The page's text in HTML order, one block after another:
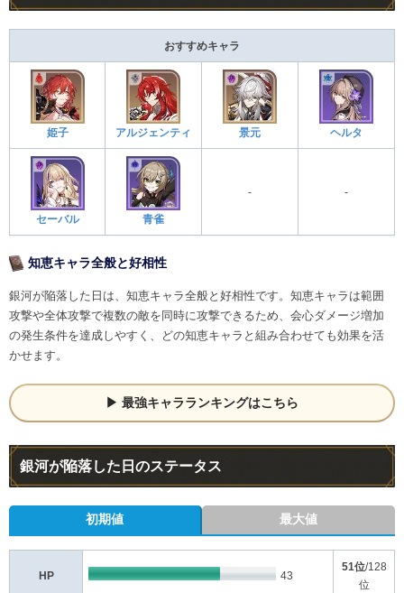
おすすめキャラ
姫子 アルジェンティ 景元 ヘルタ
セーバル 青雀
- -
知恵キャラ全般と好相性
銀河が陥落した日は、知恵キャラ全般と好相性です。知恵キャラは範囲
攻撃や全体攻撃で複数の敵を同時に攻撃できるため、会心ダメージ増加
の発生条件を達成しやすく、どの知恵キャラと組み合わせても効果を活
かせます。
最強キャラランキングはこちら
銀河が陥落した日のステータス
初期値 最大値
HP 43
51位/128
位